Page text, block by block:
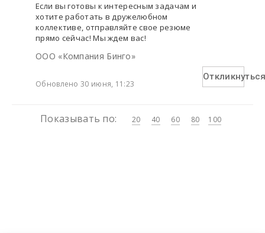
Если вы готовы к интересным задачам и
хотите работать в дружелюбном
коллективе, отправляйте свое резюме
прямо сейчас! Мы ждем вас!
ООО «Компания Бинго»
Обновлено 30 июня, 11:23
Показывать по: 20 40 60 80 100